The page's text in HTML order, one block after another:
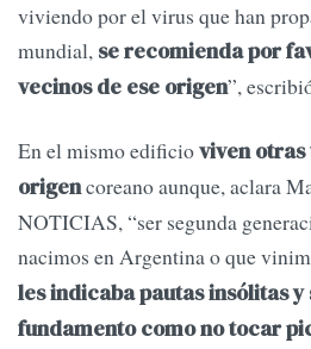
viviendo por el virus que han
mundial, se recomienda por
vecinos de ese origen”,
En el mismo edificioviven
origencoreano aunque, aclara
NOTICIAS, “ser segunda
nacimos en Argentina o que
les indicaba pautas insólitas y
fundamento como no tocar